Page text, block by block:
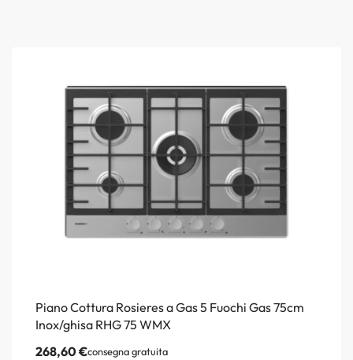
Piano Cottura Rosieres a Gas 5 Fuochi Gas 75cm
Inox/ghisa RHG 75 WMX
268,60€consegna gratuita